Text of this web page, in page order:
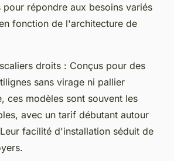
pour répondre aux besoins variés
fonction de l'architecture de
droits : Conçus pour des
sans virage ni pallier
ces modèles sont souvent les
avec un tarif débutant autour
facilité d'installation séduit de